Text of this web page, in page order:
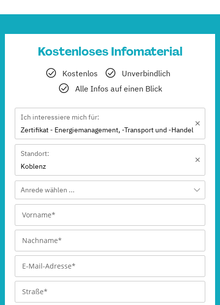
Kostenloses Infomaterial
Kostenlos
Unverbindlich
Alle Infos auf einen Blick
Ich interessiere mich für:
Zertifikat - Energiemanagement, -Transport und -Handel
Standort:
Koblenz
Anrede wählen ...